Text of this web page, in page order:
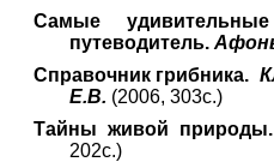
Самые
путеводитель.
Справочник грибника.
Е.В. (2006, 303с.)
Тайны живой
202с.)